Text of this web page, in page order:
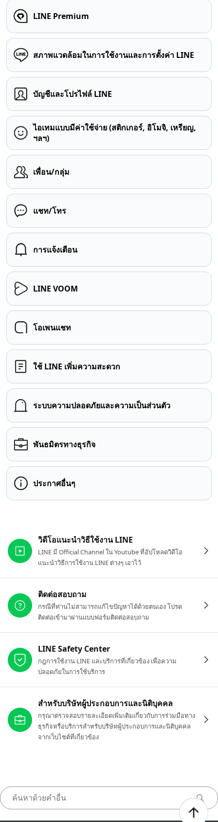
LINE Premium
สภาพแวดล้อมในการใช้งานและการตั้งค่า LINE
บัญชีและโปรไฟล์ LINE
ไอเทมแบบมีค่าใช้จ่าย (สติกเกอร์, อิโมจิ, เหรียญ,
ฯลฯ)
เพื่อน/กลุ่ม
แชท/โทร
การแจ้งเตือน
LINE VOOM
โอเพนแชท
ใช้ LINE เพิ่มความสะดวก
ระบบความปลอดภัยและความเป็นส่วนตัว
พันธมิตรทางธุรกิจ
ประกาศอื่นๆ
วิดีโอแนะนำวิธีใช้งาน LINE
LINE มี Official Channel ใน Youtube ที่อัปโหลดวิดีโอ
แนะนำวิธีการใช้งาน LINE ต่างๆ เอาไว้
ติดต่อสอบถาม
กรณีที่ท่านไม่สามารถแก้ไขปัญหาได้ด้วยตนเอง โปรด
ติดต่อเข้ามาผ่านแบบฟอร์มติดต่อสอบถาม
LINE Safety Center
กฎการใช้งาน LINE และบริการที่เกี่ยวข้อง เพื่อความ
ปลอดภัยในการใช้บริการ
สำหรับบริษัทผู้ประกอบการและนิติบุคคล
กรุณาตรวจสอบรายละเอียดเพิ่มเติมเกี่ยวกับการร่วมมือทาง
ธุรกิจหรือบริการสำหรับบริษัทผู้ประกอบการและนิติบุคคล
จากเว็บไซต์ที่เกี่ยวข้อง